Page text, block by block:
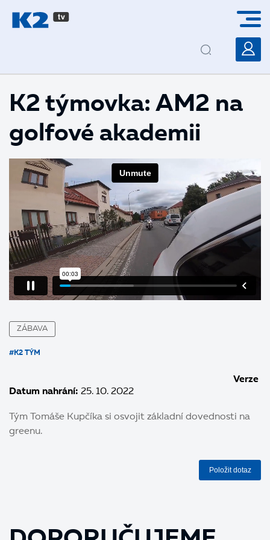
K2 týmovka: AM2 na
golfové akademii
ZÁBAVA
#K2 TÝM
Datum nahrání: 25. 10. 2022
Verze
Tým Tomáše Kupčíka si osvojit základní dovednosti na
greenu.
Položit dotaz